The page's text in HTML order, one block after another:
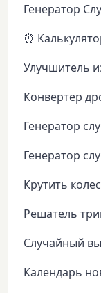
Генератор
⏰
Улучшитель
Конвертер
Генератор
Генератор
Крутить
Решатель
Случайный
Календарь